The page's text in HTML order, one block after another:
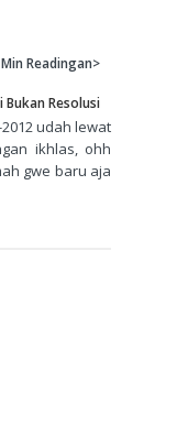
Readingan>
Bukan Resolusi
udah lewat
ikhlas, ohh
gwe baru aja